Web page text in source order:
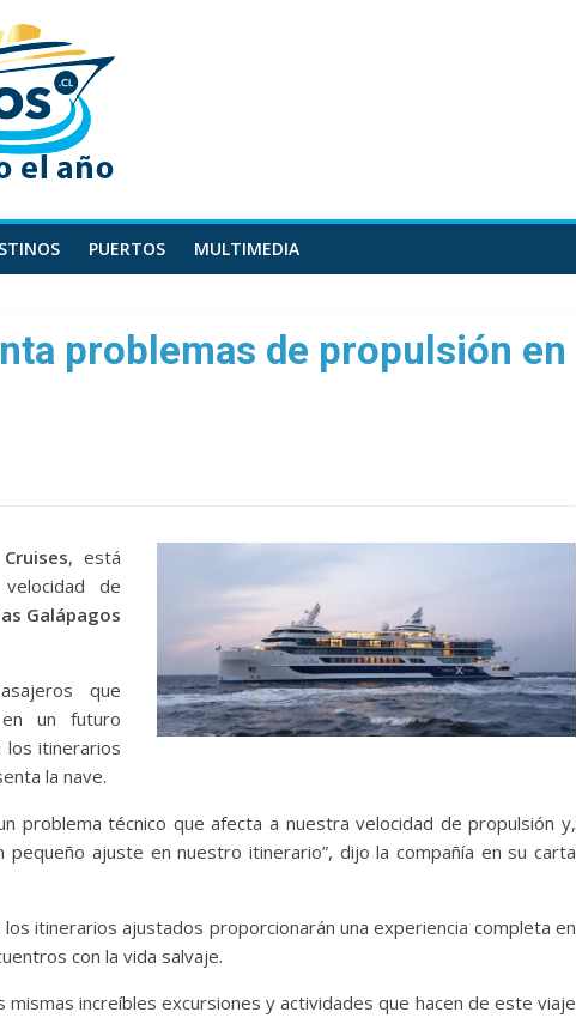
PUERTOS MULTIMEDIA
problemas de propulsión en
, está
de
Galápagos
que
un futuro
itinerarios
la nave.
problema técnico que afecta a nuestra velocidad de propulsión y,
ajuste en nuestro itinerario”, dijo la compañía en su carta
itinerarios ajustados proporcionarán una experiencia completa en
con la vida salvaje.
increíbles excursiones y actividades que hacen de este viaje